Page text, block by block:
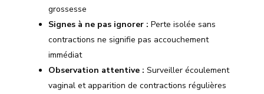
grossesse
Signes à ne pas ignorer : Perte isolée sans
contractions ne signifie pas accouchement
immédiat
Observation attentive : Surveiller écoulement
vaginal et apparition de contractions régulières